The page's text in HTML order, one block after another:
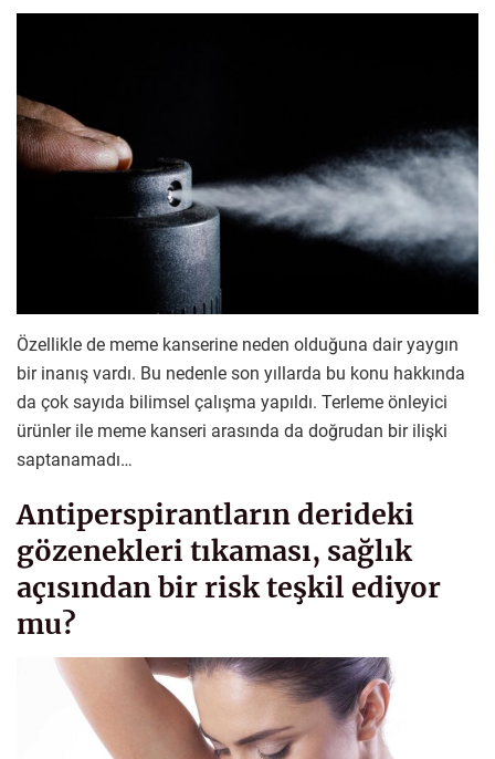
Özellikle de meme kanserine neden olduğuna dair yaygın
bir inanış vardı. Bu nedenle son yıllarda bu konu hakkında
da çok sayıda bilimsel çalışma yapıldı. Terleme önleyici
ürünler ile meme kanseri arasında da doğrudan bir ilişki
saptanamadı…
Antiperspirantların derideki
gözenekleri tıkaması, sağlık
açısından bir risk teşkil ediyor
mu?